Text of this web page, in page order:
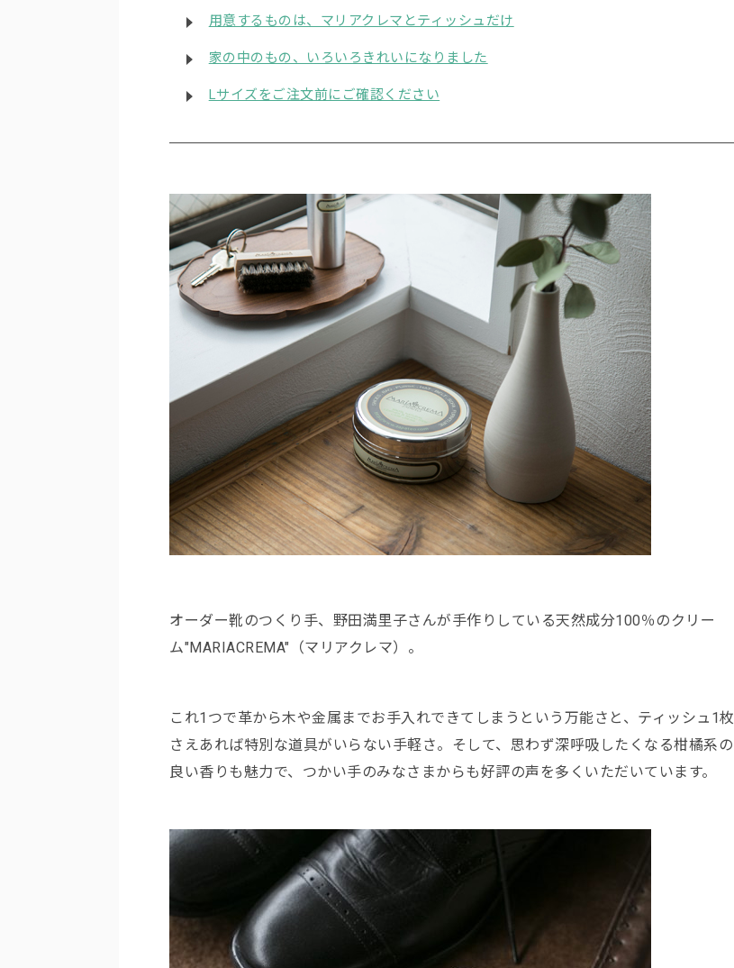
用意するものは、マリアクレマとティッシュだけ
家の中のもの、いろいろきれいになりました
Lサイズをご注文前にご確認ください
オーダー靴のつくり手、野田満里子さんが手作りしている天然成分100％のクリー
ム"MARIACREMA"（マリアクレマ）。
これ1つで革から木や金属までお手入れできてしまうという万能さと、ティッシュ1枚
さえあれば特別な道具がいらない手軽さ。そして、思わず深呼吸したくなる柑橘系の
良い香りも魅力で、つかい手のみなさまからも好評の声を多くいただいています。